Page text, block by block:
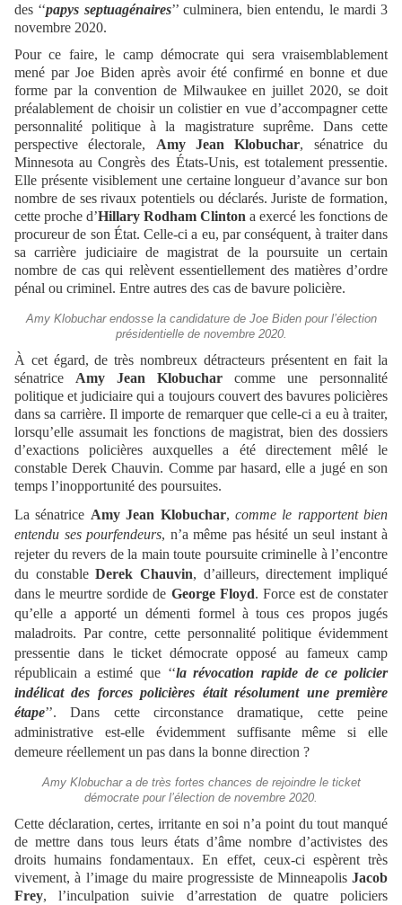
des ‘‘papys septuagénaires’’ culminera, bien entendu, le mardi 3
novembre 2020.
Pour ce faire, le camp démocrate qui sera vraisemblablement
mené par Joe Biden après avoir été confirmé en bonne et due
forme par la convention de Milwaukee en juillet 2020, se doit
préalablement de choisir un colistier en vue d’accompagner cette
personnalité politique à la magistrature suprême. Dans cette
perspective électorale, Amy Jean Klobuchar, sénatrice du
Minnesota au Congrès des États-Unis, est totalement pressentie.
Elle présente visiblement une certaine longueur d’avance sur bon
nombre de ses rivaux potentiels ou déclarés. Juriste de formation,
cette proche d’Hillary Rodham Clinton a exercé les fonctions de
procureur de son État. Celle-ci a eu, par conséquent, à traiter dans
sa carrière judiciaire de magistrat de la poursuite un certain
nombre de cas qui relèvent essentiellement des matières d’ordre
pénal ou criminel. Entre autres des cas de bavure policière.
Amy Klobuchar endosse la candidature de Joe Biden pour l’élection
présidentielle de novembre 2020.
À cet égard, de très nombreux détracteurs présentent en fait la
sénatrice Amy Jean Klobuchar comme une personnalité
politique et judiciaire qui a toujours couvert des bavures policières
dans sa carrière. Il importe de remarquer que celle-ci a eu à traiter,
lorsqu’elle assumait les fonctions de magistrat, bien des dossiers
d’exactions policières auxquelles a été directement mêlé le
constable Derek Chauvin. Comme par hasard, elle a jugé en son
temps l’inopportunité des poursuites.
La sénatrice Amy Jean Klobuchar, comme le rapportent bien
entendu ses pourfendeurs, n’a même pas hésité un seul instant à
rejeter du revers de la main toute poursuite criminelle à l’encontre
du constableDerek Chauvin, d’ailleurs, directement impliqué
dans le meurtre sordide de George Floyd. Force est de constater
qu’elle a apporté un démenti formel à tous ces propos jugés
maladroits. Par contre, cette personnalité politique évidemment
pressentie dans le ticket démocrate opposé au fameux camp
républicain a estimé que ‘‘la révocation rapide de ce policier
indélicat des forces policières était résolument une première
étape’’.
Dans cette circonstance dramatique, cette peine
administrative est-elle évidemment suffisante même si elle
demeure réellement un pas dans la bonne direction ?
Amy Klobuchar a de très fortes chances de rejoindre le ticket
démocrate pour l’élection de novembre 2020.
Cette déclaration, certes, irritante en soi n’a point du tout manqué
de mettre dans tous leurs états d’âme nombre d’activistes des
droits humains fondamentaux. En effet, ceux-ci espèrent très
vivement, à l’image du maire progressiste de Minneapolis Jacob
Frey, l’inculpation suivie d’arrestation de quatre policiers